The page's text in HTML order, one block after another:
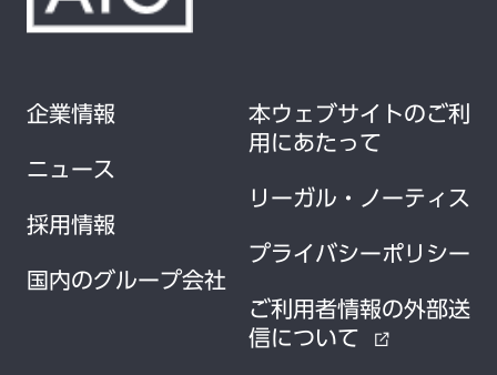
企業情報
ニュース
採用情報
国内のグループ会社
本ウェブサイトのご利
用にあたって
リーガル・ノーティス
プライバシーポリシー
ご利用者情報の外部送
信について
external_link